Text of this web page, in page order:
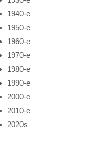
1940-е
1950-е
1960-е
1970-е
1980-е
1990-е
2000-е
2010-е
2020s